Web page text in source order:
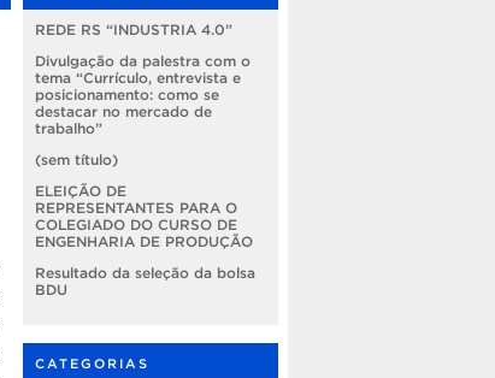
REDE RS “INDUSTRIA 4.0”
Divulgação da palestra com o
tema “Currículo, entrevista e
posicionamento: como se
destacar no mercado de
trabalho”
(sem título)
ELEIÇÃO DE
REPRESENTANTES PARA O
COLEGIADO DO CURSO DE
ENGENHARIA DE PRODUÇÃO
Resultado da seleção da bolsa
BDU
CATEGORIAS